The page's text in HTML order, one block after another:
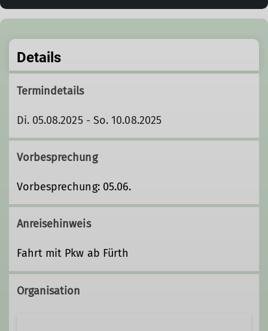
Details
Termindetails
Di. 05.08.2025 - So. 10.08.2025
Vorbesprechung
Vorbesprechung: 05.06.
Anreisehinweis
Fahrt mit Pkw ab Fürth
Organisation